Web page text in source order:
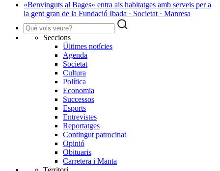
«Benvinguts al Bages» entra als habitatges amb serveis per a
la gent gran de la Fundació Ibada · Societat · Manresa
Seccions
Últimes notícies
Agenda
Societat
Cultura
Política
Economia
Successos
Esports
Entrevistes
Reportatges
Contingut patrocinat
Opinió
Obituaris
Carretera i Manta